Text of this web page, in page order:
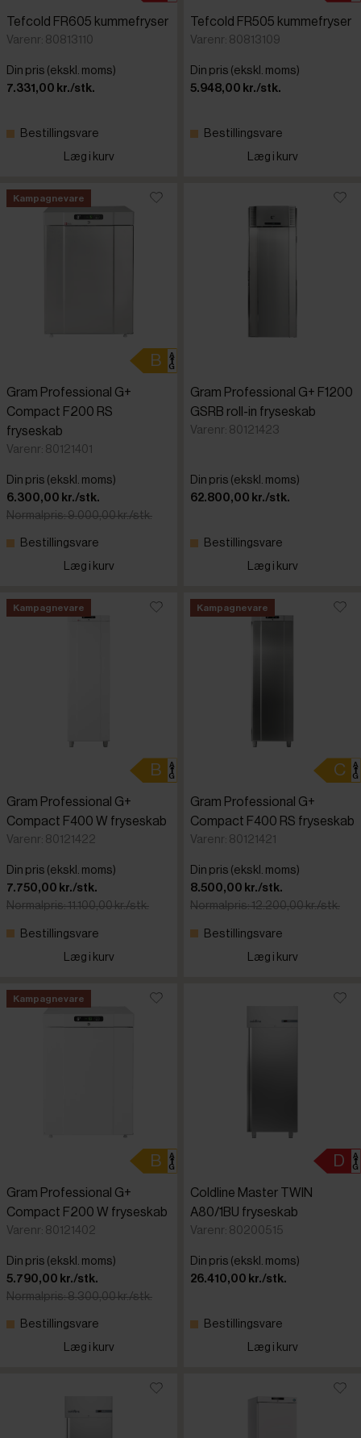
Tefcold FR605 kummefryser
Varenr: 80813110
Din pris (ekskl. moms)
7.331,00 kr./stk.
Bestillingsvare
Læg i kurv
Tefcold FR505 kummefryser
Varenr: 80813109
Din pris (ekskl. moms)
5.948,00 kr./stk.
Bestillingsvare
Læg i kurv
Kampagnevare
Gram Professional G+
Compact F200 RS
fryseskab
Varenr: 80121401
Din pris (ekskl. moms)
6.300,00 kr./stk.
Normalpris: 9.000,00 kr./stk.
Bestillingsvare
Læg i kurv
Gram Professional G+ F1200
GSRB roll-in fryseskab
Varenr: 80121423
Din pris (ekskl. moms)
62.800,00 kr./stk.
Bestillingsvare
Læg i kurv
Kampagnevare
Gram Professional G+
Compact F400 W fryseskab
Varenr: 80121422
Din pris (ekskl. moms)
7.750,00 kr./stk.
Normalpris: 11.100,00 kr./stk.
Bestillingsvare
Læg i kurv
Kampagnevare
Gram Professional G+
Compact F400 RS fryseskab
Varenr: 80121421
Din pris (ekskl. moms)
8.500,00 kr./stk.
Normalpris: 12.200,00 kr./stk.
Bestillingsvare
Læg i kurv
Kampagnevare
Gram Professional G+
Compact F200 W fryseskab
Varenr: 80121402
Din pris (ekskl. moms)
5.790,00 kr./stk.
Normalpris: 8.300,00 kr./stk.
Bestillingsvare
Læg i kurv
Coldline Master TWIN
A80/1BU fryseskab
Varenr: 80200515
Din pris (ekskl. moms)
26.410,00 kr./stk.
Bestillingsvare
Læg i kurv